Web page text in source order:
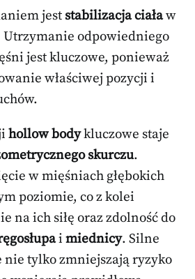
jest stabilizacja ciaław
odpowiedniego
jest kluczowe, ponieważ
właściwej pozycji i
hollow bodykluczowe staje
skurczu.
w mięśniach głębokich
poziomie, co z kolei
na ich siłę oraz zdolność do
i miednicy. Silne
nie tylko zmniejszają ryzyko